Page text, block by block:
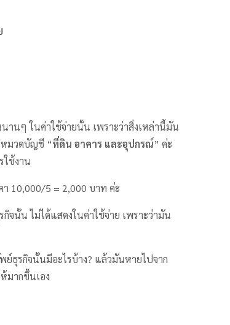
านๆ ในค่าใช้จ่ายนั้น เพราะว่าสิ่งเหล่านี้มัน
หมวดบัญชี “ที่ดิน อาคาร และอุปกรณ์” ค่ะ
ใช้งาน
า 10,000/5 = 2,000 บาท ค่ะ
จนั้น ไม่ได้แสดงในค่าใช้จ่าย เพราะว่ามัน
ย์ธุรกิจนั้นมีอะไรบ้าง? แล้วมันหายไปจาก
มากขึ้นเอง